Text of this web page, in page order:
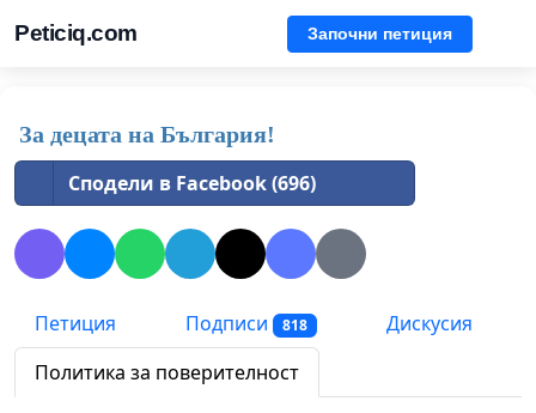
Peticiq.com Започни петиция
За децата на България!
Сподели в Facebook (696)
Петиция Подписи 818
Дискусия
Политика за поверителност